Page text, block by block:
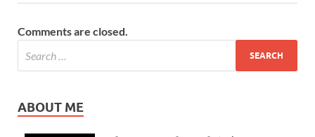
Comments are closed.
ABOUT ME